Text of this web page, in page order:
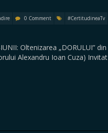
0 Comment
#CertitudineaTv
Oltenizarea „DORULUI” din
Alexandru Ioan Cuza) Invitat